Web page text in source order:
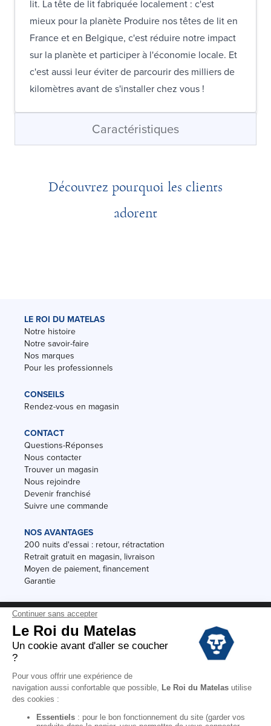
lit. La tête de lit fabriquée localement : c'est
mieux pour la planète Produire nos têtes de lit en
France et en Belgique, c'est réduire notre impact
sur la planète et participer à l'économie locale. Et
c'est aussi leur éviter de parcourir des milliers de
kilomètres avant de s'installer chez vous !
Caractéristiques
Découvrez pourquoi les clients
adorent
LE ROI DU MATELAS
Notre histoire
Notre savoir-faire
Nos marques
Pour les professionnels
CONSEILS
Rendez-vous en magasin
CONTACT
Questions-Réponses
Nous contacter
Trouver un magasin
Nous rejoindre
Devenir franchisé
Suivre une commande
NOS AVANTAGES
200 nuits d'essai : retour, rétractation
Retrait gratuit en magasin, livraison
Moyen de paiement, financement
Garantie
Conditions des offres
Black Friday
Destockage
Conditions Générales de vente magasin
Mentions Légales